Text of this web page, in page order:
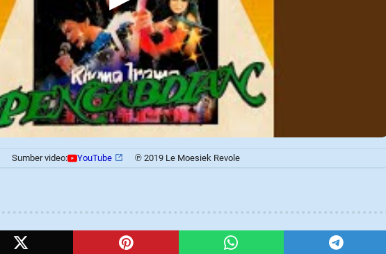
Sumber video: YouTube ℗ 2019 Le Moesiek Revole